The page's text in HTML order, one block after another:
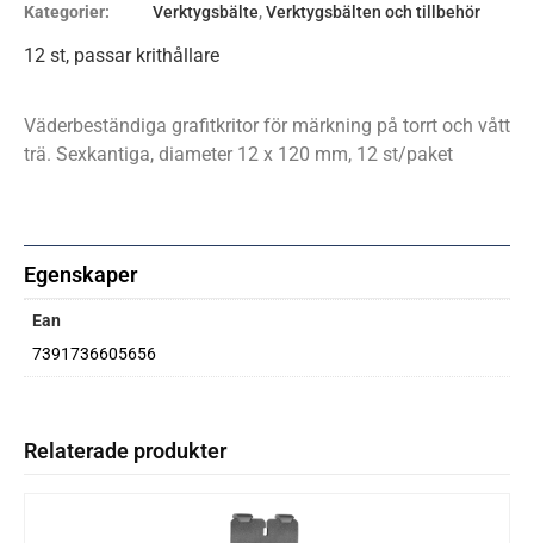
Kategorier:
Verktygsbälte,Verktygsbälten och tillbehör
12 st, passar krithållare
Väderbeständiga grafitkritor för märkning på torrt och vått
trä. Sexkantiga, diameter 12 x 120 mm, 12 st/paket
Egenskaper
Ean
7391736605656
Relaterade produkter